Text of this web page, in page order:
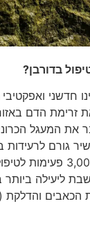
בדורבן?
זרימת הדם
את המעגל
גורם לרעידות
גבוהה של 2,500 –
ליעילה
הכאבים והדלקת